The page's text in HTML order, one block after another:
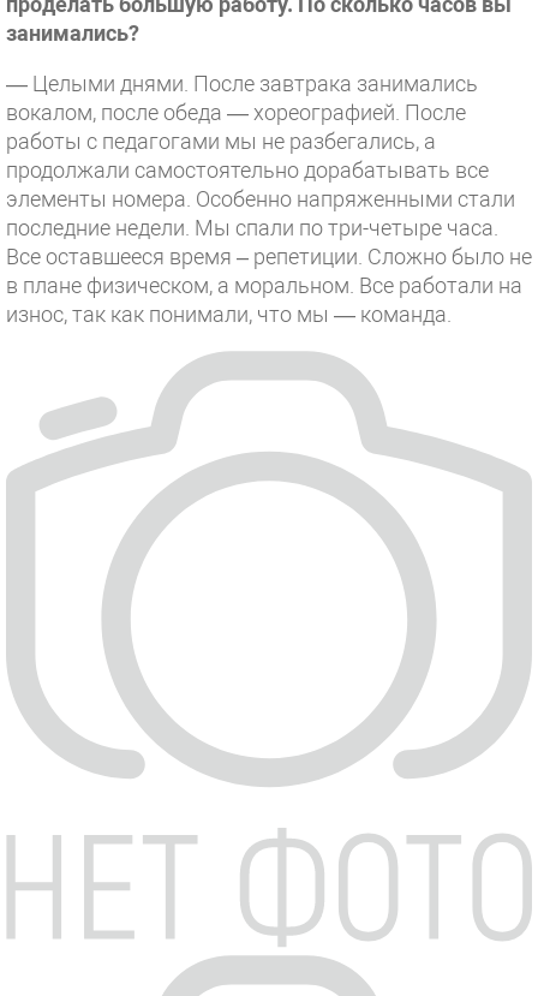
занимались?
— Целыми днями. После завтрака занимались
вокалом, после обеда — хореографией. После
работы с педагогами мы не разбегались, а
продолжали самостоятельно дорабатывать все
элементы номера. Особенно напряженными стали
последние недели. Мы спали по три-четыре часа.
Все оставшееся время – репетиции. Сложно было не
в плане физическом, а моральном. Все работали на
износ, так как понимали, что мы — команда.